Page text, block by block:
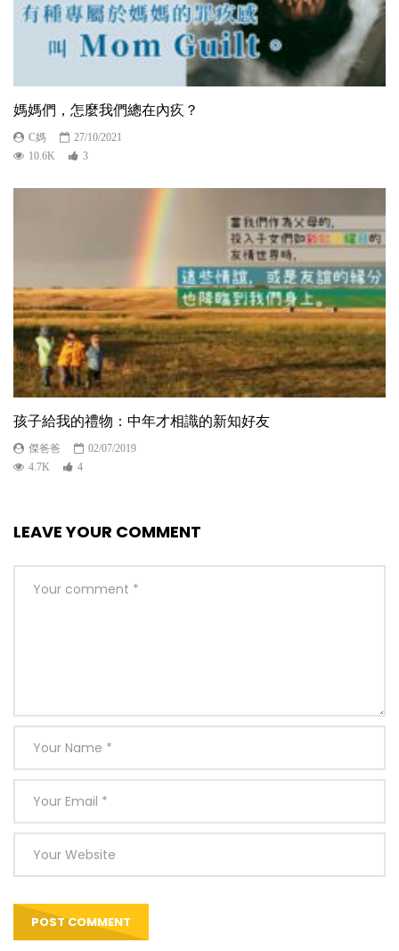
媽媽們，怎麼我們總在內疚？
C媽
27/10/2021
10.6K
3
孩子給我的禮物：中年才相識的新知好友
傑爸爸
02/07/2019
4.7K
4
LEAVE YOUR COMMENT